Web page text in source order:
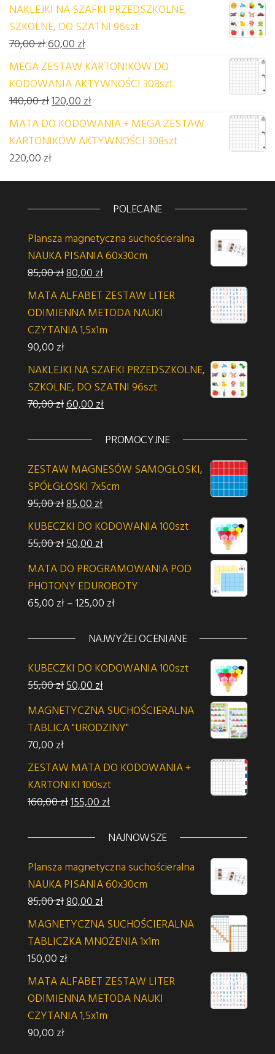
NAKLEJKI NA SZAFKI PRZEDSZKOLNE,
SZKOLNE, DO SZATNI 96szt
70,00złPierwotna cena wynosiła: 70,00 zł.
60,00 złAktualna cena wynosi: 60,00 zł.
MEGA ZESTAW KARTONIKÓW DO
KODOWANIA AKTYWNOŚCI 308szt
140,00złPierwotna cena wynosiła: 140,00 zł.
120,00 złAktualna cena wynosi: 120,00 zł.
MATA DO KODOWANIA + MEGA ZESTAW
KARTONIKÓW AKTYWNOŚCI 308szt
220,00 zł
POLECANE
Plansza magnetyczna suchościeralna
NAUKA PISANIA 60x30cm
85,00złPierwotna cena wynosiła: 85,00 zł.
80,00 złAktualna cena wynosi: 80,00 zł.
MATA ALFABET ZESTAW LITER
ODIMIENNA METODA NAUKI
CZYTANIA 1,5x1m
90,00 zł
NAKLEJKI NA SZAFKI PRZEDSZKOLNE,
SZKOLNE, DO SZATNI 96szt
70,00złPierwotna cena wynosiła: 70,00 zł.
60,00 złAktualna cena wynosi: 60,00 zł.
PROMOCYJNE
ZESTAW MAGNESÓW SAMOGŁOSKI,
SPÓŁGŁOSKI 7x5cm
95,00złPierwotna cena wynosiła: 95,00 zł.
85,00 złAktualna cena wynosi: 85,00 zł.
KUBECZKI DO KODOWANIA 100szt
55,00złPierwotna cena wynosiła: 55,00 zł.
50,00 złAktualna cena wynosi: 50,00 zł.
MATA DO PROGRAMOWANIA POD
PHOTONY EDUROBOTY
65,00 zł–125,00 złZakres cen: od 65,00 zł do 125,00
NAJWYŻEJ OCENIANE
KUBECZKI DO KODOWANIA 100szt
55,00złPierwotna cena wynosiła: 55,00 zł.
50,00 złAktualna cena wynosi: 50,00 zł.
MAGNETYCZNA SUCHOŚCIERALNA
TABLICA "URODZINY"
70,00 zł
ZESTAW MATA DO KODOWANIA +
KARTONIKI 100szt
160,00złPierwotna cena wynosiła: 160,00 zł.
155,00 złAktualna cena wynosi: 155,00 zł.
NAJNOWSZE
Plansza magnetyczna suchościeralna
NAUKA PISANIA 60x30cm
85,00złPierwotna cena wynosiła: 85,00 zł.
80,00 złAktualna cena wynosi: 80,00 zł.
MAGNETYCZNA SUCHOŚCIERALNA
TABLICZKA MNOŻENIA 1x1m
150,00 zł
MATA ALFABET ZESTAW LITER
ODIMIENNA METODA NAUKI
CZYTANIA 1,5x1m
90,00 zł